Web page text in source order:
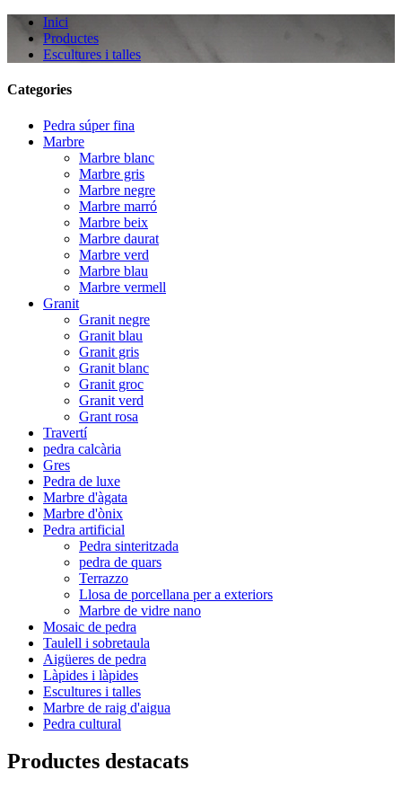
Inici
Productes
Escultures i talles
Categories
Pedra súper fina
Marbre
Marbre blanc
Marbre gris
Marbre negre
Marbre marró
Marbre beix
Marbre daurat
Marbre verd
Marbre blau
Marbre vermell
Granit
Granit negre
Granit blau
Granit gris
Granit blanc
Granit groc
Granit verd
Grant rosa
Travertí
pedra calcària
Gres
Pedra de luxe
Marbre d'àgata
Marbre d'ònix
Pedra artificial
Pedra sinteritzada
pedra de quars
Terrazzo
Llosa de porcellana per a exteriors
Marbre de vidre nano
Mosaic de pedra
Taulell i sobretaula
Aigüeres de pedra
Làpides i làpides
Escultures i talles
Marbre de raig d'aigua
Pedra cultural
Productes destacats